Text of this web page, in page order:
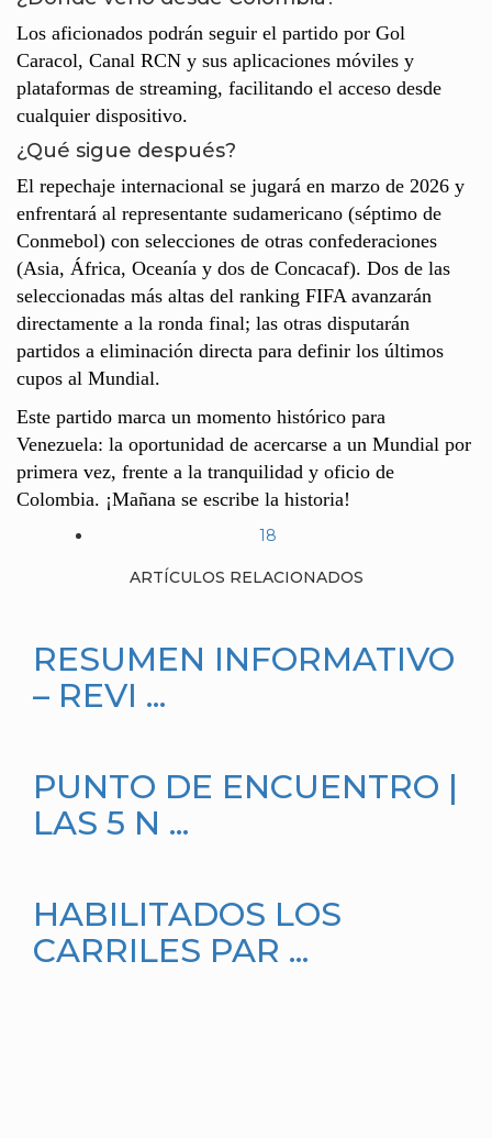
Los aficionados podrán seguir el partido por Gol
Caracol, Canal RCN y sus aplicaciones móviles y
plataformas de streaming, facilitando el acceso desde
cualquier dispositivo.
¿Qué sigue después?
El repechaje internacional se jugará en marzo de 2026 y
enfrentará al representante sudamericano (séptimo de
Conmebol) con selecciones de otras confederaciones
(Asia, África, Oceanía y dos de Concacaf). Dos de las
seleccionadas más altas del ranking FIFA avanzarán
directamente a la ronda final; las otras disputarán
partidos a eliminación directa para definir los últimos
cupos al Mundial.
Este partido marca un momento histórico para
Venezuela: la oportunidad de acercarse a un Mundial por
primera vez, frente a la tranquilidad y oficio de
Colombia. ¡Mañana se escribe la historia!
18
ARTÍCULOS RELACIONADOS
RESUMEN INFORMATIVO
– REVI ...
PUNTO DE ENCUENTRO |
LAS 5 N ...
HABILITADOS LOS
CARRILES PAR ...